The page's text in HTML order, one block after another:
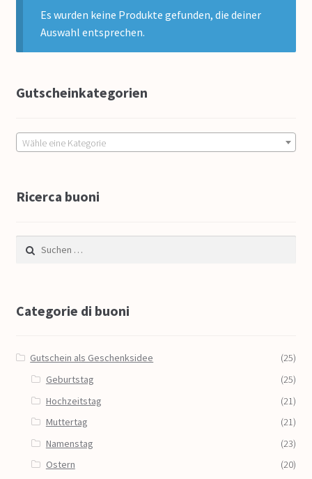
Über uns
Impressum
So funktioniert’s
Es wurden keine Produkte gefunden, die deiner
Auswahl entsprechen.
Gutscheinkategorien
Wähle eine Kategorie
Ricerca buoni
Suche nach:
Categorie di buoni
Gutschein als Geschenksidee
(25)
Geburtstag
(25)
Hochzeitstag
(21)
Muttertag
(21)
Namenstag
(23)
Ostern
(20)